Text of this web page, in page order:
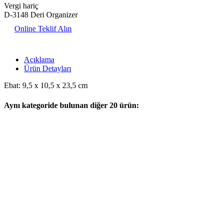
Vergi hariç
D-3148 Deri Organizer
Online Teklif Alın
Açıklama
Ürün Detayları
Ebat: 9,5 x 10,5 x 23,5 cm
Aynı kategoride bulunan diğer 20 ürün: